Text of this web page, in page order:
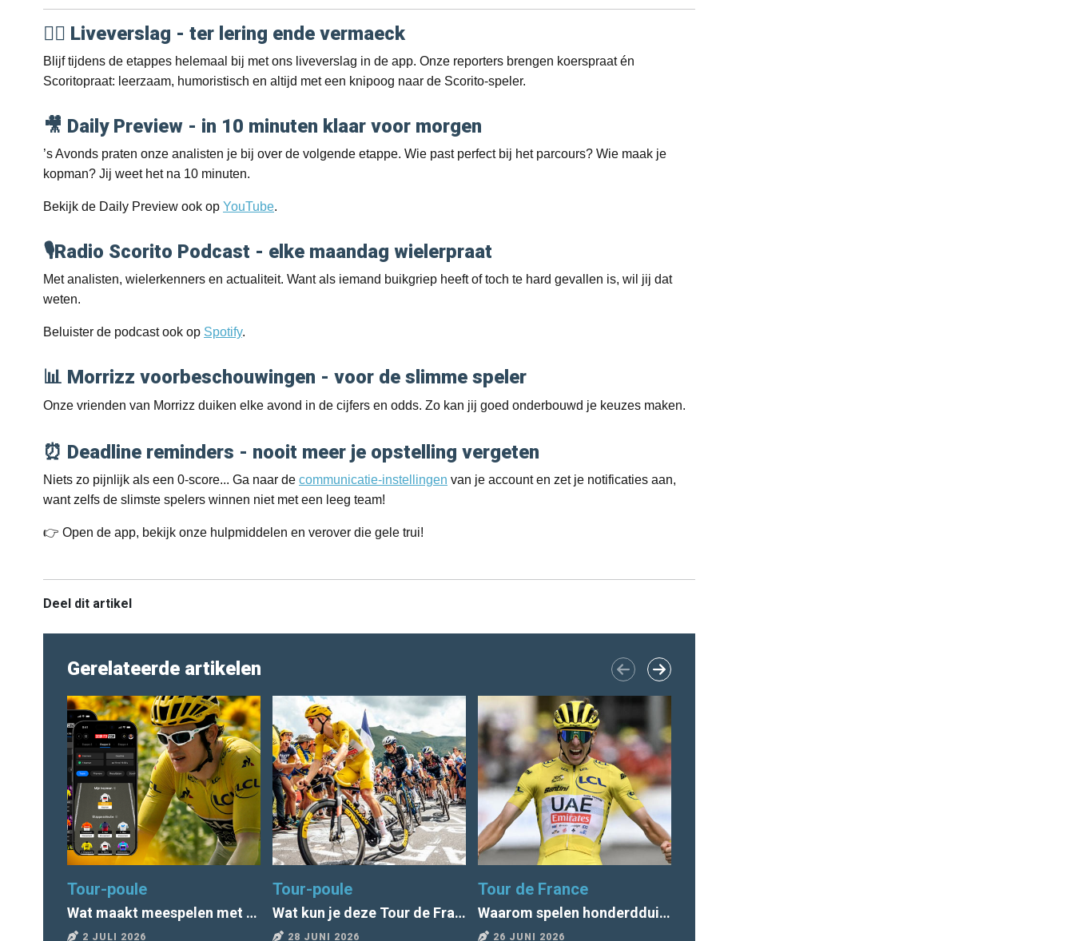
🚴‍♂️ Liveverslag - ter lering ende vermaeck
Blijf tijdens de etappes helemaal bij met ons liveverslag in de app. Onze reporters brengen koerspraat én
Scoritopraat: leerzaam, humoristisch en altijd met een knipoog naar de Scorito-speler.
🎥 Daily Preview - in 10 minuten klaar voor morgen
’s Avonds praten onze analisten je bij over de volgende etappe. Wie past perfect bij het parcours? Wie maak je
kopman? Jij weet het na 10 minuten.
Bekijk de Daily Preview ook op YouTube.
🎙️Radio Scorito Podcast - elke maandag wielerpraat
Met analisten, wielerkenners en actualiteit. Want als iemand buikgriep heeft of toch te hard gevallen is, wil jij dat
weten.
Beluister de podcast ook op Spotify.
📊 Morrizz voorbeschouwingen - voor de slimme speler
Onze vrienden van Morrizz duiken elke avond in de cijfers en odds. Zo kan jij goed onderbouwd je keuzes maken.
⏰ Deadline reminders - nooit meer je opstelling vergeten
Niets zo pijnlijk als een 0-score... Ga naar de communicatie-instellingen van je account en zet je notificaties aan,
want zelfs de slimste spelers winnen niet met een leeg team!
👉 Open de app, bekijk onze hulpmiddelen en verover die gele trui!
Deel dit artikel
Gerelateerde artikelen
Tour-poule
Wat maakt meespelen met het Tourspel zo leuk?
2 JULI 2026
Tour-poule
Wat kun je deze Tour de France van Scorito verwachten?
28 JUNI 2026
Tour de France
Waarom spelen honderdduizenden Nederlanders een Tour-poule?
26 JUNI 2026